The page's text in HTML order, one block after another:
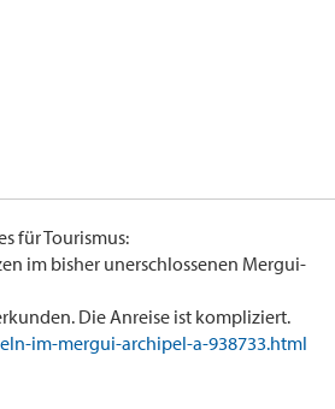
für Tourismus:
im bisher unerschlossenen Mergui-
Die Anreise ist kompliziert.
im-mergui-archipel-a-938733.html